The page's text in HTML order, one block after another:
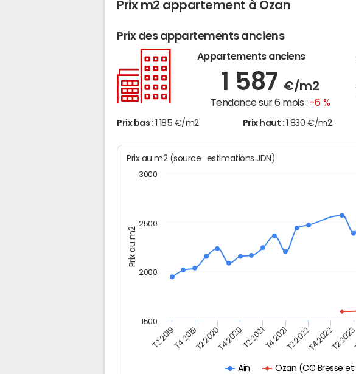
Prix m2 appartement à Ozan
Prix des appartements anciens
Appartements anciens
1 587 €/m2
Tendance sur 6 mois : -6 %
Prix bas : 1 185 €/m2 Prix haut : 1 830 €/m2
Prix au m2
Prix au m2 (source : estimations JDN)
Ain Ozan (CC Bresse et
T2 2019T4 2019T2 2020T4 2020T2 2021T4 2021T2 2022T4 2022T2
1500
2000
2500
3000